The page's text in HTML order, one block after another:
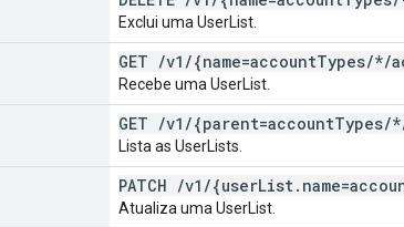
Exclui uma UserList.
GET /v1 /{name=accountTypes/*/
Recebe uma UserList.
GET /v1 /{parent=accountTypes/*
Lista as UserLists.
PATCH /v1 /{userList.
Atualiza uma UserList.